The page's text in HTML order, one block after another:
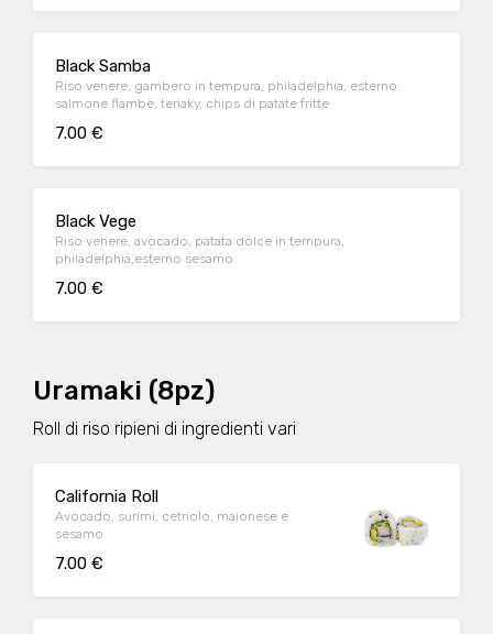
Black Samba
Riso venere, gambero in tempura, philadelphia, esterno:
salmone flambè, teriaky, chips di patate fritte
7.00 €
Black Vege
Riso venere, avocado, patata dolce in tempura,
philadelphia,esterno sesamo
7.00 €
Uramaki (8pz)
Roll di riso ripieni di ingredienti vari
California Roll
Avocado, surimi, cetriolo, maionese e
sesamo
7.00 €